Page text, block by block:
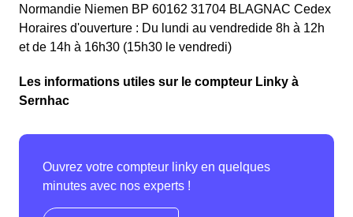
Normandie Niemen BP 60162 31704 BLAGNAC Cedex
Horaires d'ouverture : Du lundi au vendredide 8h à 12h
et de 14h à 16h30 (15h30 le vendredi)
Les informations utiles sur le compteur Linky à
Sernhac